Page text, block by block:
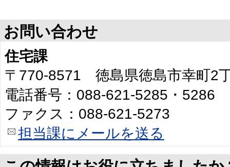
お問い合わせ
住宅課
〒770-8571 徳島県徳島市幸町2
電話番号：088-621-5285・5286
ファクス：088-621-5273
担当課にメールを送る